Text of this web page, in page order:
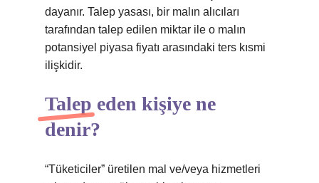
dayanır. Talep yasası, bir malın alıcıları
tarafından talep edilen miktar ile o malın
potansiyel piyasa fiyatı arasındaki ters kısmi
ilişkidir.
Talep eden kişiye ne
denir?
“Tüketiciler” üretilen mal ve/veya hizmetleri